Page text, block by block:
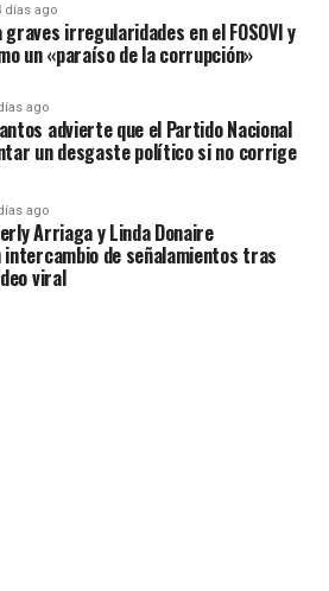
días ago
graves irregularidades en el FOSOVI y
un «paraíso de la corrupción»
ago
advierte que el Partido Nacional
un desgaste político si no corrige
ago
Arriaga y Linda Donaire
de señalamientos tras
viral